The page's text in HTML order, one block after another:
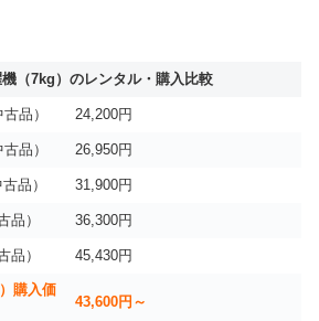
（7kg）のレンタル・購入比較
品） 24,200円
品） 26,950円
品） 31,900円
品） 36,300円
品） 45,430円
購入価
43,600円～